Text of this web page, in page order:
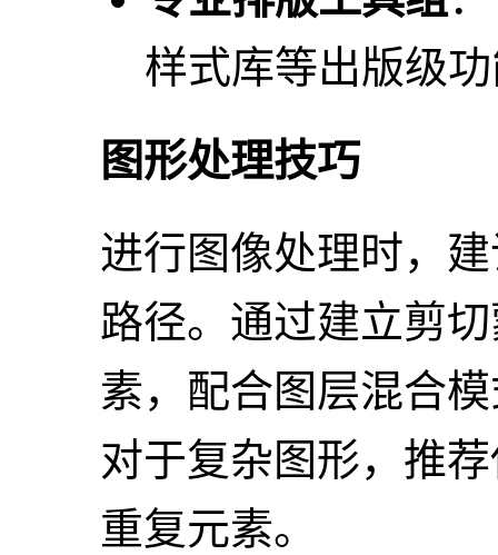
样式库等出版级
图形处理技巧
进行图像处理时，
路径。通过建立剪
素，配合图层混合
对于复杂图形，推
重复元素。